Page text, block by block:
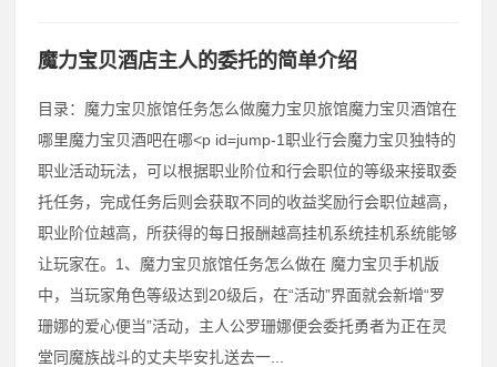
魔力宝贝酒店主人的委托的简单介绍
目录：魔力宝贝旅馆任务怎么做魔力宝贝旅馆魔力宝贝酒馆在
哪里魔力宝贝酒吧在哪˂p id=jump-1职业行会魔力宝贝独特的
职业活动玩法，可以根据职业阶位和行会职位的等级来接取委
托任务，完成任务后则会获取不同的收益奖励行会职位越高，
职业阶位越高，所获得的每日报酬越高挂机系统挂机系统能够
让玩家在。1、魔力宝贝旅馆任务怎么做在 魔力宝贝手机版
中，当玩家角色等级达到20级后，在“活动”界面就会新增“罗
珊娜的爱心便当”活动，主人公罗珊娜便会委托勇者为正在灵
堂同魔族战斗的丈夫毕安扎送去一...